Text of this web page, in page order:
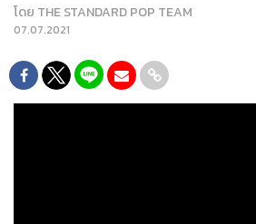
โดย THE STANDARD POP TEAM
07.07.2021